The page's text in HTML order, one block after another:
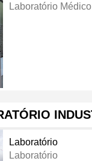
Laboratório Médico
Laboratório
Laboratório